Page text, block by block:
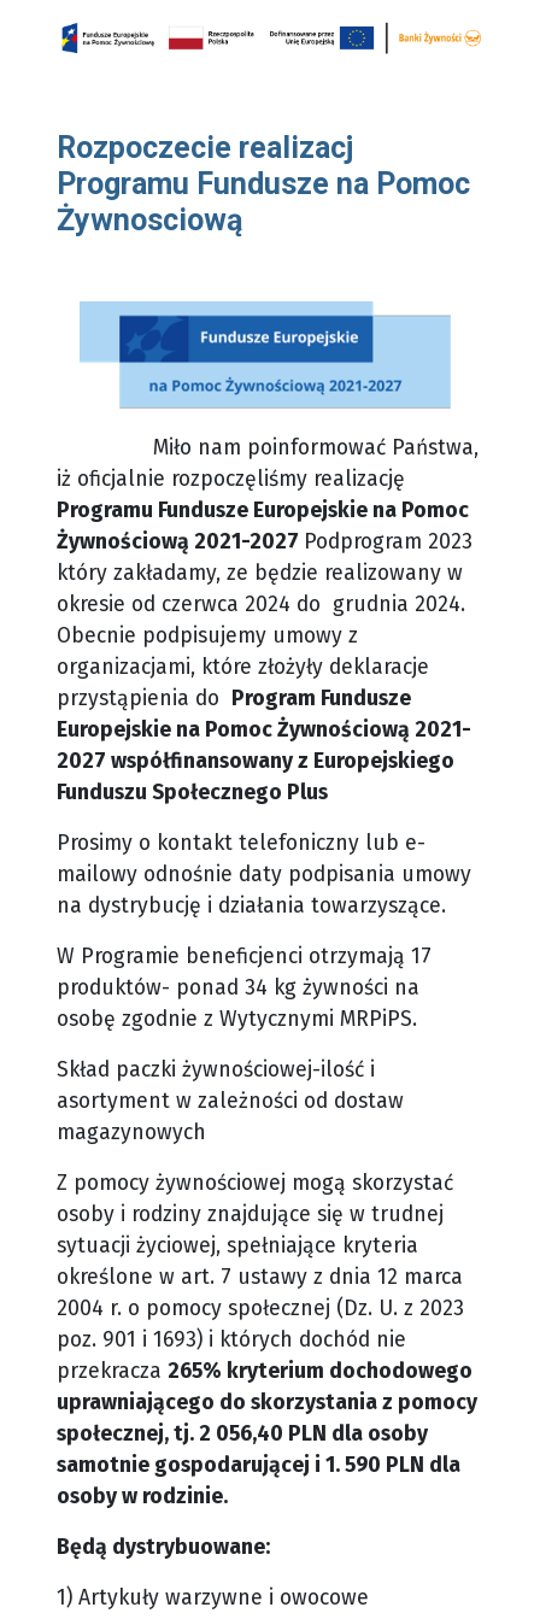
Rozpoczecie realizacj
Programu Fundusze na Pomoc
Żywnosciową
Miło nam poinformować Państwa,
iż oficjalnie rozpoczęliśmy realizację
Programu Fundusze Europejskie na Pomoc
Żywnościową 2021-2027 Podprogram 2023
który zakładamy, ze będzie realizowany w
okresie od czerwca 2024 do grudnia 2024.
Obecnie podpisujemy umowy z
organizacjami, które złożyły deklaracje
przystąpienia do Program Fundusze
Europejskie na Pomoc Żywnościową 2021-
2027 współfinansowany z Europejskiego
Funduszu Społecznego Plus
Prosimy o kontakt telefoniczny lub e-
mailowy odnośnie daty podpisania umowy
na dystrybucję i działania towarzyszące.
W Programie beneficjenci otrzymają 17
produktów- ponad 34 kg żywności na
osobę zgodnie z Wytycznymi MRPiPS.
Skład paczki żywnościowej-ilość i
asortyment w zależności od dostaw
magazynowych
Z pomocy żywnościowej mogą skorzystać
osoby i rodziny znajdujące się w trudnej
sytuacji życiowej, spełniające kryteria
określone w art. 7 ustawy z dnia 12 marca
2004 r. o pomocy społecznej (Dz. U. z 2023
poz. 901 i 1693) i których dochód nie
przekracza 265% kryterium dochodowego
uprawniającego do skorzystania z pomocy
społecznej, tj. 2 056,40 PLN dla osoby
samotnie gospodarującej i 1. 590 PLN dla
osoby w rodzinie.
Będą dystrybuowane:
1) Artykuły warzywne i owocowe